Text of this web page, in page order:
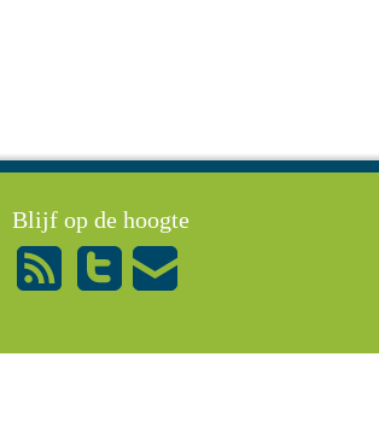
Blijf op de hoogte